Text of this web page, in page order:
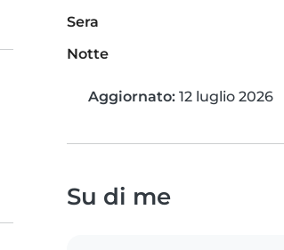
Sera
Notte
Aggiornato: 12 luglio 2026
Su di me